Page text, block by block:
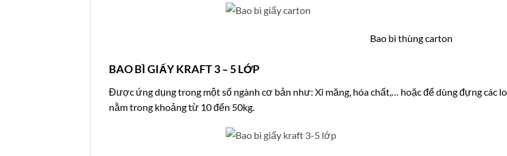
Bao bì thùng carton
BAO BÌ GIẤY KRAFT 3 – 5 LỚP
Được ứng dụng trong một số ngành cơ bản như: Xi măng, hóa chất,… hoặc để dùng đựng các
nằm trong khoảng từ 10 đến 50kg.